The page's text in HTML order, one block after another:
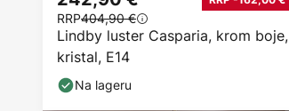
Lindby luster Casparia, krom boje,
kristal, E14
RRP404,90 €
Na lageru